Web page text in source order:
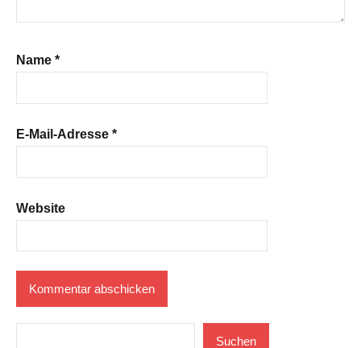
Name *
E-Mail-Adresse *
Website
Suchen